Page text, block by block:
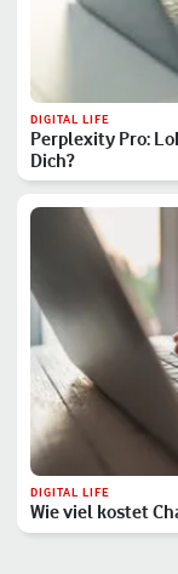
DIGITAL LIFE
Perplexity Pro:
Dich?
DIGITAL LIFE
Wie viel kostet